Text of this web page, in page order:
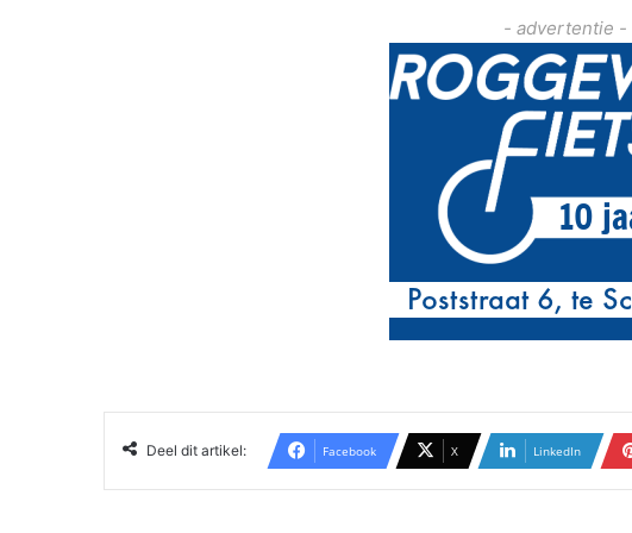
- advertentie -
Deel dit artikel: Facebook X LinkedIn